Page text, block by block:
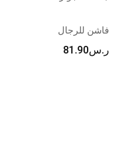
فاشن للرجال
ر.س169.00